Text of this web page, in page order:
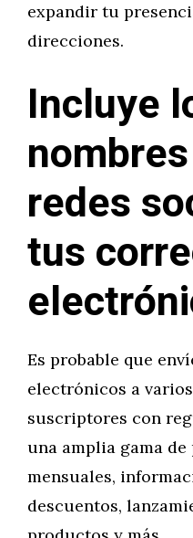
expandir tu
direcciones.
Incluye
redes
tus
Es probable que
electrónicos a
suscriptores con
una amplia gama
mensuales,
descuentos,